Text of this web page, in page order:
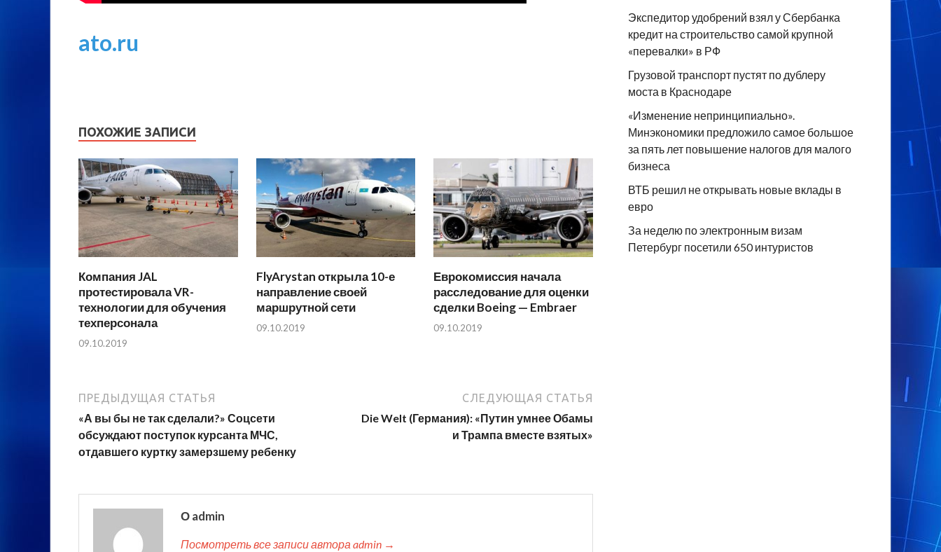
ato.ru
ПОХОЖИЕ ЗАПИСИ
Компания JAL
протестировала VR-
технологии для обучения
техперсонала
09.10.2019
FlyArystan открыла 10-е
направление своей
маршрутной сети
09.10.2019
Еврокомиссия начала
расследование для оценки
сделки Boeing — Embraer
09.10.2019
ПРЕДЫДУЩАЯ СТАТЬЯ
«А вы бы не так сделали?» Соцсети
обсуждают поступок курсанта МЧС,
отдавшего куртку замерзшему ребенку
СЛЕДУЮЩАЯ СТАТЬЯ
Die Welt (Германия): «Путин умнее Обамы
и Трампа вместе взятых»
О admin
Посмотреть все записи автора admin →
Экспедитор удобрений взял у Сбербанка
кредит на строительство самой крупной
«перевалки» в РФ
Грузовой транспорт пустят по дублеру
моста в Краснодаре
«Изменение непринципиально».
Минэкономики предложило самое большое
за пять лет повышение налогов для малого
бизнеса
ВТБ решил не открывать новые вклады в
евро
За неделю по электронным визам
Петербург посетили 650 интуристов